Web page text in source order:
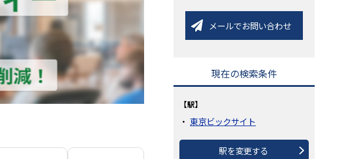
メールでお問い合わせ
現在の検索条件
【駅】
東京ビックサイト
駅を変更する